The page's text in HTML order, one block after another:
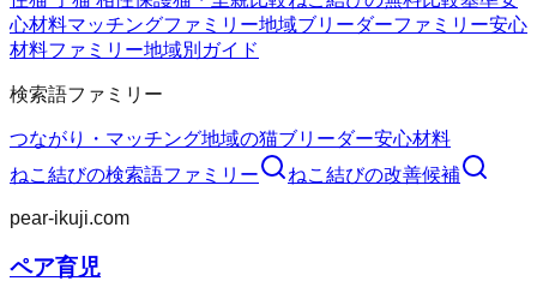
心材料マッチングファミリー地域ブリーダーファミリー安心
材料ファミリー地域別ガイド
検索語ファミリー
つながり・マッチング地域の猫ブリーダー安心材料
ねこ結びの検索語ファミリー ねこ結びの改善候補
pear-ikuji.com
ペア育児